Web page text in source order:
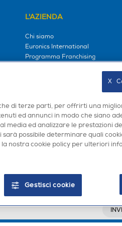
L'AZIENDA
Chi siamo
Euronics International
Programma Franchising
Area Riservata Affiliati
Retail Media
Ronics: agente AI
di terze parti, per offrirti una
ed annunci in modo che siano
media ed analizzare le prestazioni
sarà possibile determinare quali
nostra cookie policy per ulteriori
Gestisci cookie
X